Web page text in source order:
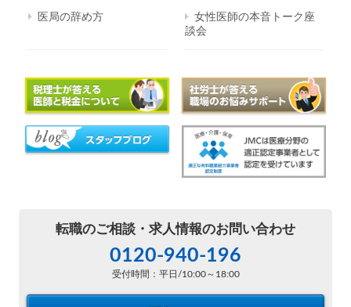
医局の辞め方
女性医師の本音トーク座
談会
転職のご相談・ 求人情報のお問い合わせ
0120-940-196
受付時間：平日/10:00～18:00